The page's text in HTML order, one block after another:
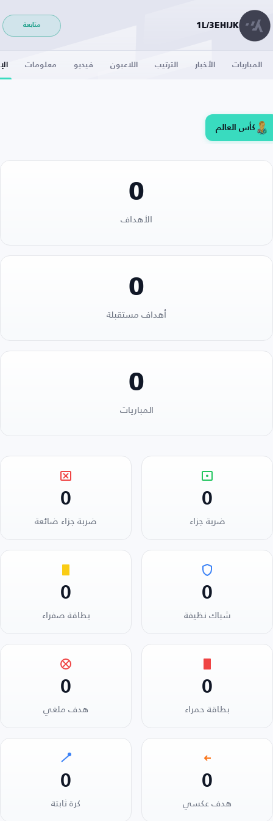
1L/3EHIJK متابعة
المباريات الأخبار الترتيب اللاعبون فيديو معلومات
كأس العالم
0
الأهداف
0
أهداف مستقبلة
0
المباريات
0
ضربة جزاء
0
ضربة جزاء ضائعة
0
شباك نظيفة
0
بطاقة صفراء
0
بطاقة حمراء
0
هدف ملغي
0
هدف عكسي
0
كرة ثابتة